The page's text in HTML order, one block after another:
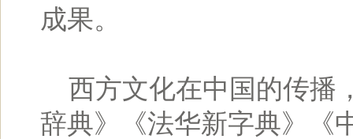
成果。
西方文化在中国的传播
辞典》《法华新字典》《